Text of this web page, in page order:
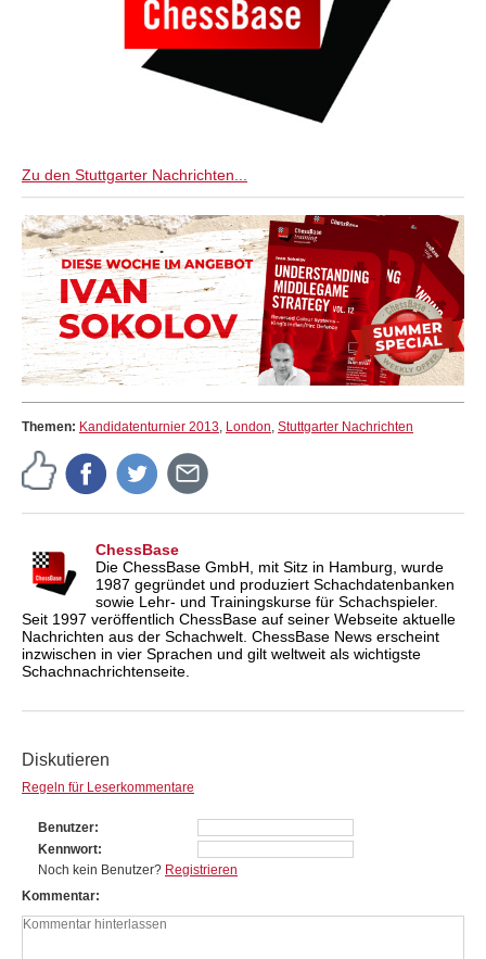
Zu den Stuttgarter Nachrichten...
Themen: Kandidatenturnier 2013, London, Stuttgarter Nachrichten
ChessBase
Die ChessBase GmbH, mit Sitz in Hamburg, wurde
1987 gegründet und produziert Schachdatenbanken
sowie Lehr- und Trainingskurse für Schachspieler.
Seit 1997 veröffentlich ChessBase auf seiner Webseite aktuelle
Nachrichten aus der Schachwelt. ChessBase News erscheint
inzwischen in vier Sprachen und gilt weltweit als wichtigste
Schachnachrichtenseite.
Diskutieren
Regeln für Leserkommentare
Benutzer
Kennwort
Noch kein Benutzer? Registrieren
Kommentar